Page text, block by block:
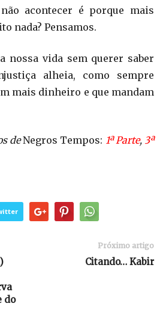
acontecer é porque mais
nada? Pensamos.
nossa vida sem querer saber
alheia, como sempre
mais dinheiro e que mandam
deNegros Tempos: 1ª Parte, 3ª
do
Próximo artigo
Citando… Kabir